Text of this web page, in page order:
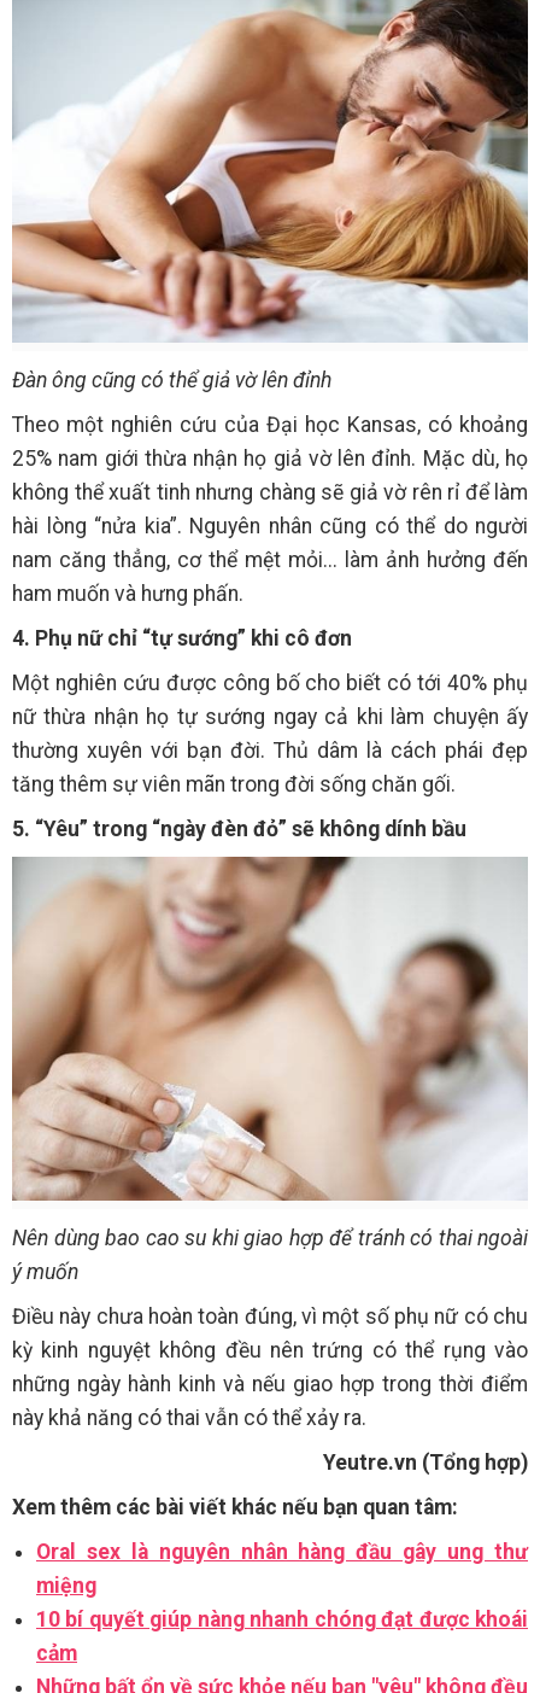
Đàn ông cũng có thể giả vờ lên đỉnh
Theo một nghiên cứu của Đại học Kansas, có khoảng
25% nam giới thừa nhận họ giả vờ lên đỉnh. Mặc dù, họ
không thể xuất tinh nhưng chàng sẽ giả vờ rên rỉ để làm
hài lòng “nửa kia”. Nguyên nhân cũng có thể do người
nam căng thẳng, cơ thể mệt mỏi... làm ảnh hưởng đến
ham muốn và hưng phấn.
4. Phụ nữ chỉ “tự sướng” khi cô đơn
Một nghiên cứu được công bố cho biết có tới 40% phụ
nữ thừa nhận họ tự sướng ngay cả khi làm chuyện ấy
thường xuyên với bạn đời. Thủ dâm là cách phái đẹp
tăng thêm sự viên mãn trong đời sống chăn gối.
5. “Yêu” trong “ngày đèn đỏ” sẽ không dính bầu
Nên dùng bao cao su khi giao hợp để tránh có thai ngoài
ý muốn
Điều này chưa hoàn toàn đúng, vì một số phụ nữ có chu
kỳ kinh nguyệt không đều nên trứng có thể rụng vào
những ngày hành kinh và nếu giao hợp trong thời điểm
này khả năng có thai vẫn có thể xảy ra.
Yeutre.vn (Tổng hợp)
Xem thêm các bài viết khác nếu bạn quan tâm:
Oral sex là nguyên nhân hàng đầu gây ung thư
miệng
10 bí quyết giúp nàng nhanh chóng đạt được khoái
cảm
Những bất ổn về sức khỏe nếu bạn "yêu" không đều